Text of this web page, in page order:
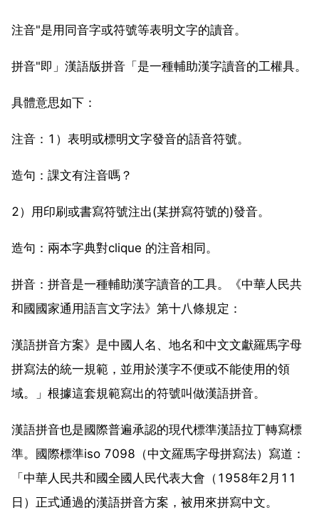
注音"是用同音字或符號等表明文字的讀音。
拼音"即」漢語版拼音「是一種輔助漢字讀音的工權具。
具體意思如下：
注音：1）表明或標明文字發音的語音符號。
造句：課文有注音嗎？
2）用印刷或書寫符號注出(某拼寫符號的)發音。
造句：兩本字典對clique 的注音相同。
拼音：拼音是一種輔助漢字讀音的工具。《中華人民共
和國國家通用語言文字法》第十八條規定：
漢語拼音方案》是中國人名、地名和中文文獻羅馬字母
拼寫法的統一規範，並用於漢字不便或不能使用的領
域。」根據這套規範寫出的符號叫做漢語拼音。
漢語拼音也是國際普遍承認的現代標準漢語拉丁轉寫標
準。國際標準iso 7098（中文羅馬字母拼寫法）寫道：
「中華人民共和國全國人民代表大會（1958年2月11
日）正式通過的漢語拼音方案，被用來拼寫中文。